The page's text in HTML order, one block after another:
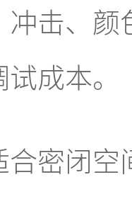
击、
成本。
密闭空